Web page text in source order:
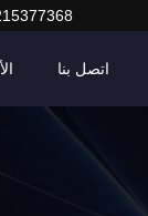
اتصل بنا